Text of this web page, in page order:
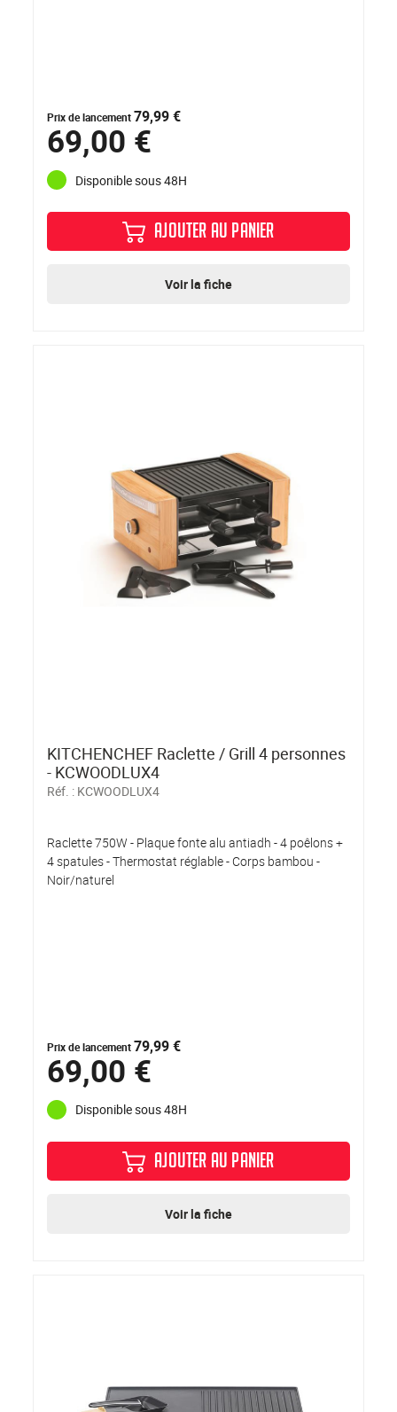
Prix de lancement79,99 €
69,00 €
Disponible sous 48H
AJOUTER AU PANIER
Voir la fiche
KITCHENCHEF Raclette / Grill 4 personnes
- KCWOODLUX4
Réf. : KCWOODLUX4
Raclette 750W - Plaque fonte alu antiadh - 4 poêlons +
4 spatules - Thermostat réglable - Corps bambou -
Noir/naturel
Prix de lancement79,99 €
69,00 €
Disponible sous 48H
AJOUTER AU PANIER
Voir la fiche